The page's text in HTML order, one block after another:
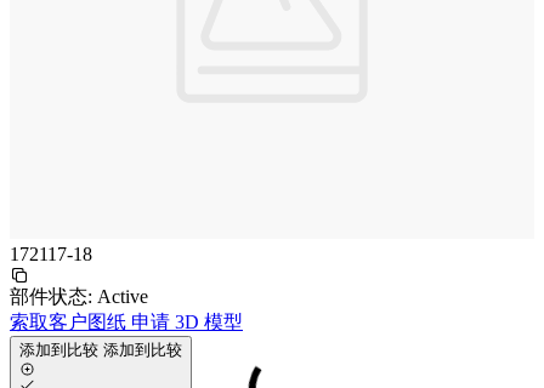
172117-18
部件状态: Active
索取客户图纸 申请 3D 模型
添加到比较 添加到比较